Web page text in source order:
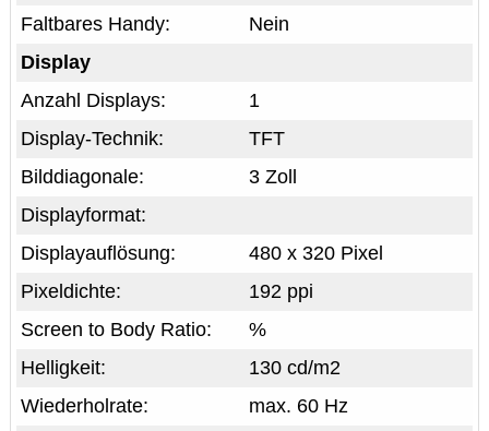
Nein
Faltbares Handy:
Display
1
Anzahl Displays:
TFT
Display-Technik:
3 Zoll
Bilddiagonale:
Displayformat:
480 x 320 Pixel
Displayauflösung:
192 ppi
Pixeldichte:
%
Screen to Body Ratio:
130 cd/m2
Helligkeit:
max. 60 Hz
Wiederholrate: